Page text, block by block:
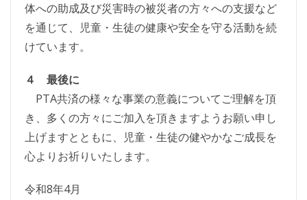
体への助成及び災害時の被災者の方々への支援など
を通じて、児童・生徒の健康や安全を守る活動を続
けています。
４ 最後に
PTA共済の様々な事業の意義についてご理解を頂
き、多くの方々にご加入を頂きますようお願い申し
上げますとともに、児童・生徒の健やかなご成長を
心よりお祈りいたします。
令和8年4月